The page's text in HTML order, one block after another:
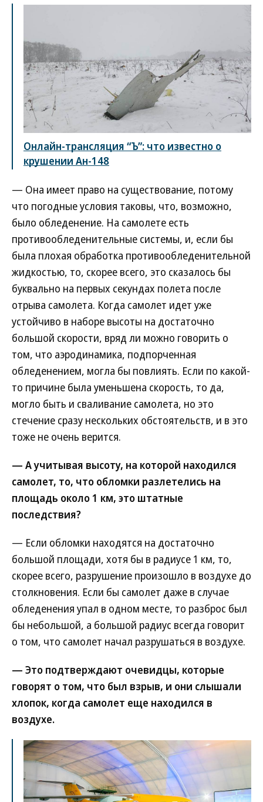
Онлайн-трансляция “Ъ”: что известно о
крушении Ан-148
— Она имеет право на существование, потому
что погодные условия таковы, что, возможно,
было обледенение. На самолете есть
противообледенительные системы, и, если бы
была плохая обработка противообледенительной
жидкостью, то, скорее всего, это сказалось бы
буквально на первых секундах полета после
отрыва самолета. Когда самолет идет уже
устойчиво в наборе высоты на достаточно
большой скорости, вряд ли можно говорить о
том, что аэродинамика, подпорченная
обледенением, могла бы повлиять. Если по какой-
то причине была уменьшена скорость, то да,
могло быть и сваливание самолета, но это
стечение сразу нескольких обстоятельств, и в это
тоже не очень верится.
— А учитывая высоту, на которой находился
самолет, то, что обломки разлетелись на
площадь около 1 км, это штатные
последствия?
— Если обломки находятся на достаточно
большой площади, хотя бы в радиусе 1 км, то,
скорее всего, разрушение произошло в воздухе до
столкновения. Если бы самолет даже в случае
обледенения упал в одном месте, то разброс был
бы небольшой, а большой радиус всегда говорит
о том, что самолет начал разрушаться в воздухе.
— Это подтверждают очевидцы, которые
говорят о том, что был взрыв, и они слышали
хлопок, когда самолет еще находился в
воздухе.